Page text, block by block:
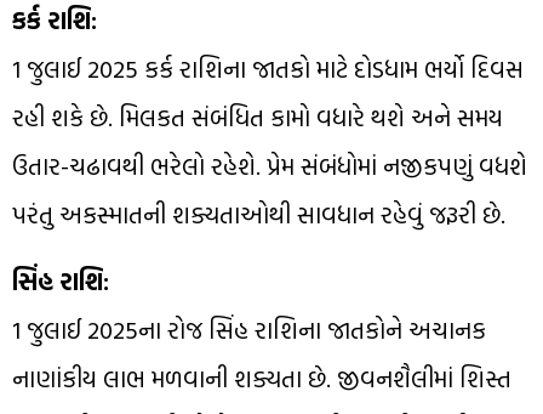
કર્ક રાશિ:
1 જુલાઈ 2025 કર્ક રાશિના જાતકો માટે દોડધામ ભર્યો દિવસ
રહી શકે છે. મિલકત સંબંધિત કામો વધારે થશે અને સમય
ઉતાર-ચઢાવથી ભરેલો રહેશે. પ્રેમ સંબંધોમાં નજીકપણું વધશે
પરંતુ અકસ્માતની શક્યતાઓથી સાવધાન રહેવું જરૂરી છે.
સિંહ રાશિ:
1 જુલાઈ 2025ના રોજ સિંહ રાશિના જાતકોને અચાનક
નાણાંકીય લાભ મળવાની શક્યતા છે. જીવનશૈલીમાં શિસ્ત